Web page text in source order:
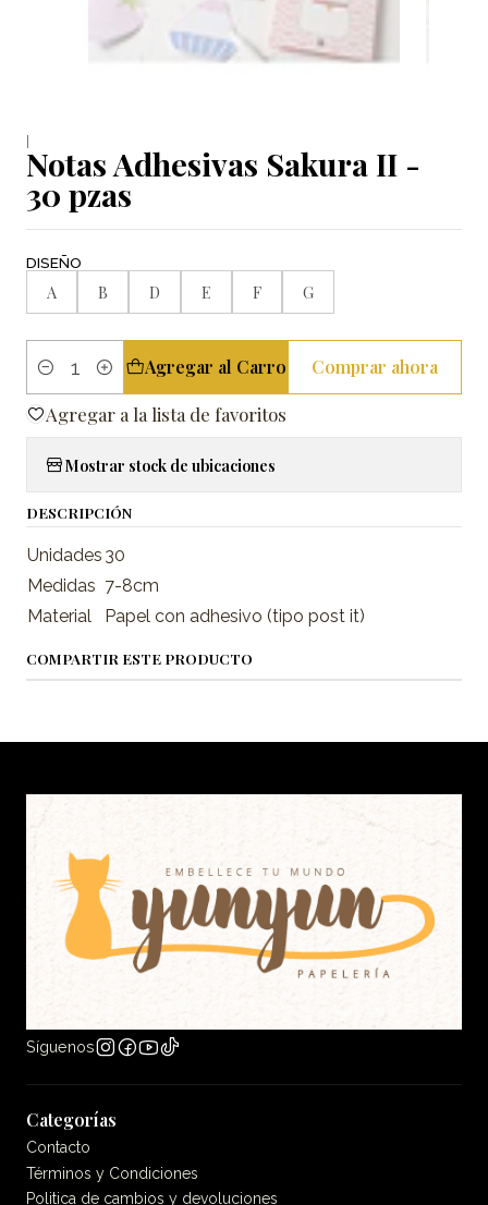
|
Notas Adhesivas Sakura II -
30 pzas
DISEÑO
A B D E F G
Cantidad
Agregar al Carro Comprar ahora
Agregar a la lista de favoritos
Mostrar stock de ubicaciones
DESCRIPCIÓN
Unidades 30
Medidas 7-8cm
Material
Papel con adhesivo (tipo post it)
COMPARTIR ESTE PRODUCTO
Síguenos
Categorías
Contacto
Términos y Condiciones
Politica de cambios y devoluciones